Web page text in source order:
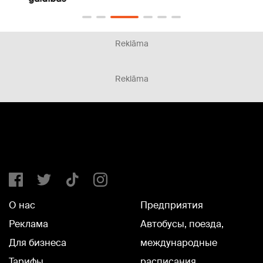
Reklāma
Reklāma
О нас
Реклама
Для бизнеса
Предприятия
Автобусы, поезда,
международные